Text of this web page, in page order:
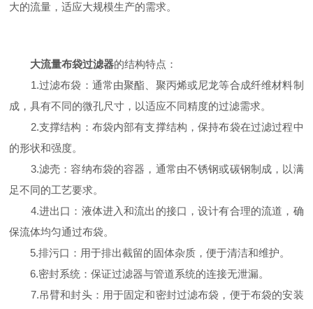
大的流量，适应大规模生产的需求。
大流量布袋过滤器的结构特点：
1.过滤布袋：通常由聚酯、聚丙烯或尼龙等合成纤维材料制
成，具有不同的微孔尺寸，以适应不同精度的过滤需求。
2.支撑结构：布袋内部有支撑结构，保持布袋在过滤过程中
的形状和强度。
3.滤壳：容纳布袋的容器，通常由不锈钢或碳钢制成，以满
足不同的工艺要求。
4.进出口：液体进入和流出的接口，设计有合理的流道，确
保流体均匀通过布袋。
5.排污口：用于排出截留的固体杂质，便于清洁和维护。
6.密封系统：保证过滤器与管道系统的连接无泄漏。
7.吊臂和封头：用于固定和密封过滤布袋，便于布袋的安装